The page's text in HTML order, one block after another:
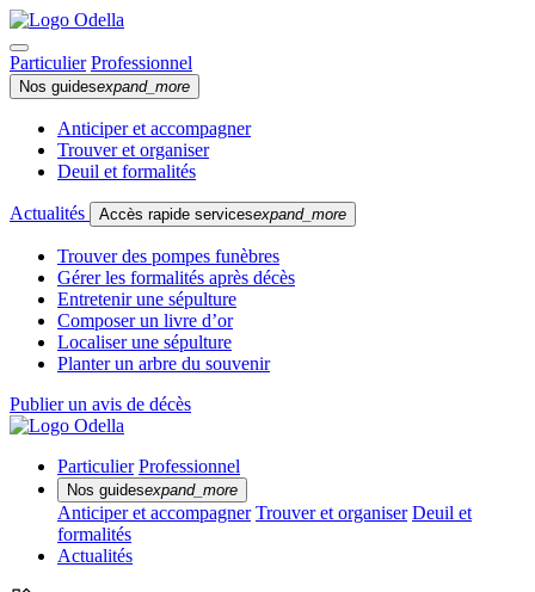
Particulier Professionnel
Nos guidesexpand_more
Anticiper et accompagner
Trouver et organiser
Deuil et formalités
Actualités Accès rapide servicesexpand_more
Trouver des pompes funèbres
Gérer les formalités après décès
Entretenir une sépulture
Composer un livre d’or
Localiser une sépulture
Planter un arbre du souvenir
Publier un avis de décès
Particulier Professionnel
Nos guidesexpand_more
Anticiper et accompagner Trouver et organiser Deuil et
formalités
Actualités